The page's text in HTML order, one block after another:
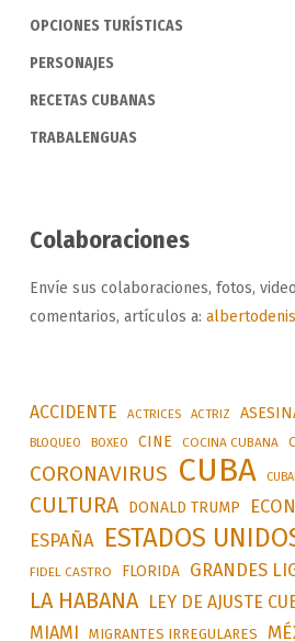
OPCIONES TURÍSTICAS
PERSONAJES
RECETAS CUBANAS
TRABALENGUAS
Colaboraciones
Envíe sus colaboraciones, fotos,
comentarios, artículos a:
ACCIDENTE ACTRICES ACTRIZ
BLOQUEO BOXEO CINE COCINA CUBANA
CORONAVIRUS CUBA
CULTURA DONALD TRUMP
ESPAÑA ESTADOS
FIDEL CASTRO FLORIDA GRANDES
LA HABANA LEY DE AJUSTE
MIAMI MIGRANTES IRREGULARES